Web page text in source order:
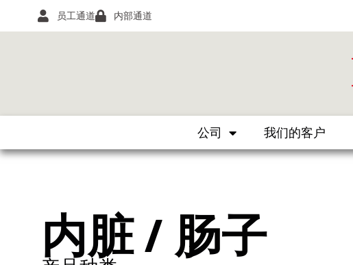
员工通道 内部通道
公司 我们的客户
内脏 / 肠子